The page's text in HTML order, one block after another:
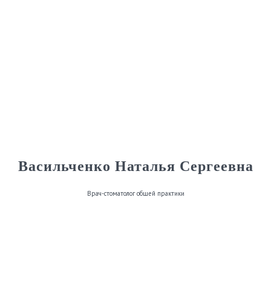
Васильченко Наталья Сергеевна
Врач-стоматолог общей практики